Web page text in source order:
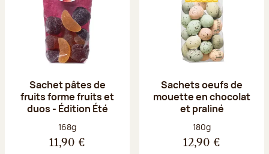
Sachet pâtes de
fruits forme fruits et
duos - Édition Été
Poids net :
168g
11,90 €
Sachets oeufs de
mouette en chocolat
et praliné
Poids net :
180g
12,90 €